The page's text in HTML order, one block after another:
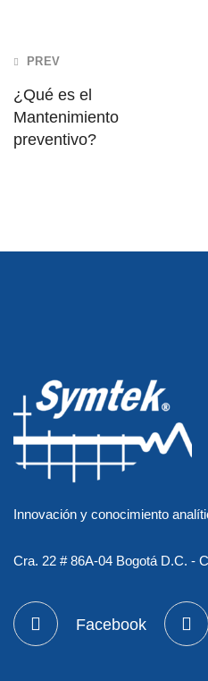
Post
navigation
PREV
¿Qué es el
Mantenimiento
preventivo?
Innovación y conocimiento
Cra. 22 # 86A-04 Bogotá D.C. -
Facebook